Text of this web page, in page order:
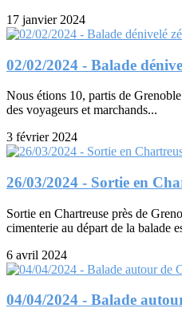
17 janvier 2024
02/02/2024 - Balade
Nous étions 10, partis de
des voyageurs et marchands...
3 février 2024
26/03/2024 - Sortie en
Sortie en Chartreuse près de
cimenterie au départ de la balade
6 avril 2024
04/04/2024 - Balade